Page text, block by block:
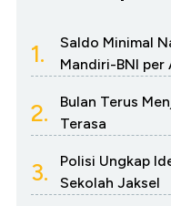
1.
Saldo Minimal
Mandiri-BNI
2.
Bulan Terus
Terasa
3.
Polisi Ungkap
Sekolah Jaksel